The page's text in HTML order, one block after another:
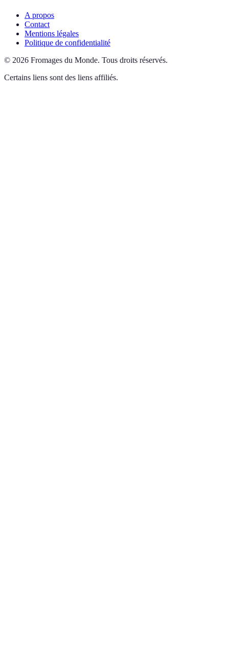
A propos
Contact
Mentions légales
Politique de confidentialité
© 2026 Fromages du Monde. Tous droits réservés.
Certains liens sont des liens affiliés.